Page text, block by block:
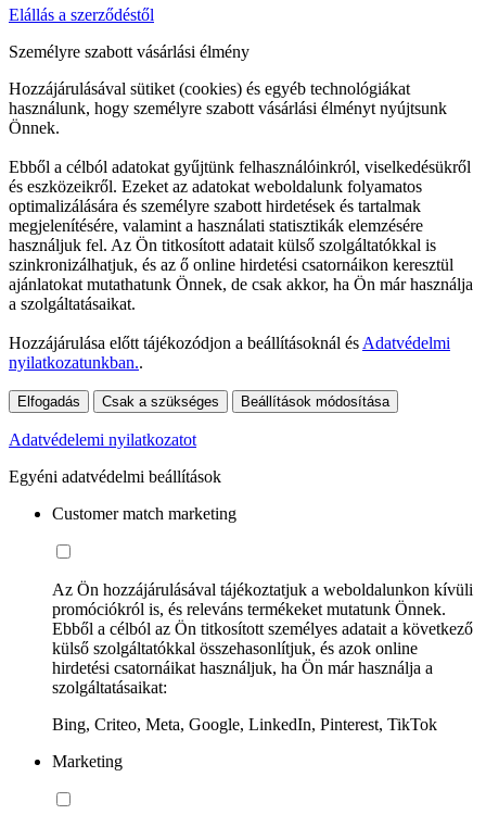
Elállás a szerződéstől
Személyre szabott vásárlási élmény
Hozzájárulásával sütiket (cookies) és egyéb technológiákat
használunk, hogy személyre szabott vásárlási élményt nyújtsunk
Önnek.
Ebből a célból adatokat gyűjtünk felhasználóinkról, viselkedésükről
és eszközeikről. Ezeket az adatokat weboldalunk folyamatos
optimalizálására és személyre szabott hirdetések és tartalmak
megjelenítésére, valamint a használati statisztikák elemzésére
használjuk fel. Az Ön titkosított adatait külső szolgáltatókkal is
szinkronizálhatjuk, és az ő online hirdetési csatornáikon keresztül
ajánlatokat mutathatunk Önnek, de csak akkor, ha Ön már használja
a szolgáltatásaikat.
Hozzájárulása előtt tájékozódjon a beállításoknál ésAdatvédelmi
nyilatkozatunkban..
Elfogadás Csak a szükséges Beállítások módosítása
Adatvédelemi nyilatkozatot
Egyéni adatvédelmi beállítások
Customer match marketing
Az Ön hozzájárulásával tájékoztatjuk a weboldalunkon kívüli
promóciókról is, és releváns termékeket mutatunk Önnek.
Ebből a célból az Ön titkosított személyes adatait a következő
külső szolgáltatókkal összehasonlítjuk, és azok online
hirdetési csatornáikat használjuk, ha Ön már használja a
szolgáltatásaikat:
Bing, Criteo, Meta, Google, LinkedIn, Pinterest, TikTok
Marketing